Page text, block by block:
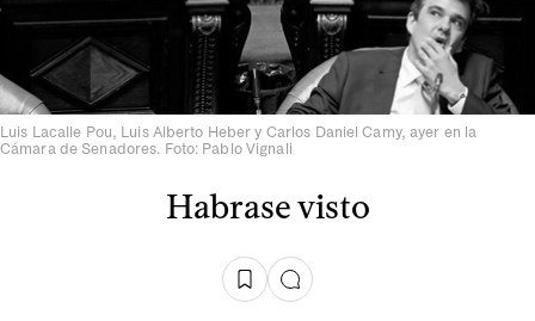
Luis Lacalle Pou, Luis Alberto Heber y Carlos Daniel Camy, ayer en la
Cámara de Senadores. Foto: Pablo Vignali
Habrase visto